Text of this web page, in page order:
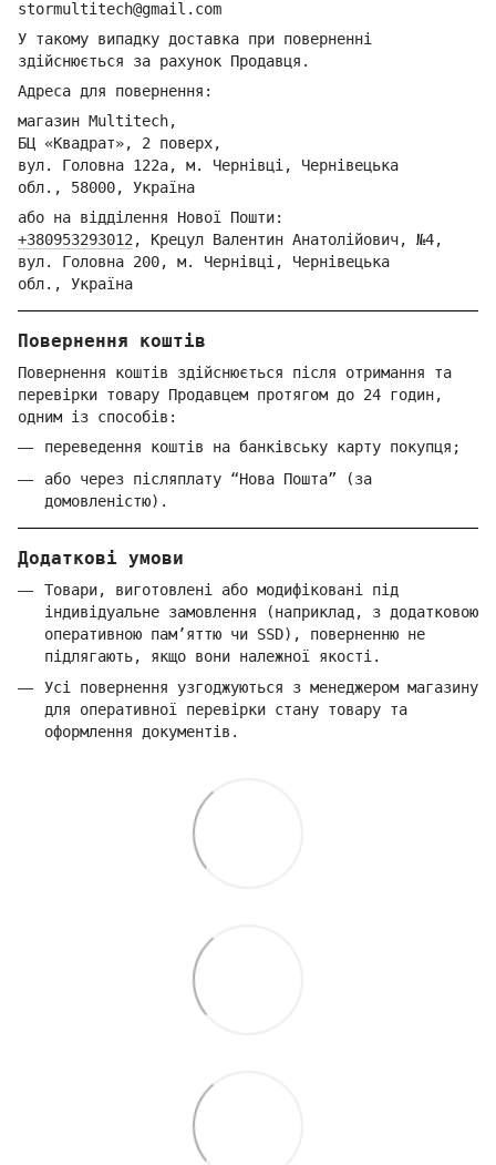
stormultitech@gmail.com
У такому випадку доставка при поверненні
здійснюється за рахунок Продавця.
Адреса для повернення:
магазин Multitech,
БЦ «Квадрат», 2 поверх,
вул. Головна 122а, м. Чернівці, Чернівецька
обл., 58000, Україна
або на відділення Нової Пошти:
+380953293012, Крецул Валентин Анатолійович, №4,
вул. Головна 200, м. Чернівці, Чернівецька
обл., Україна
Повернення коштів
Повернення коштів здійснюється після отримання та
перевірки товару Продавцем протягом до 24 годин,
одним із способів:
переведення коштів на банківську карту покупця;
або через післяплату “Нова Пошта” (за
домовленістю).
Додаткові умови
Товари, виготовлені або модифіковані під
індивідуальне замовлення (наприклад, з додатковою
оперативною пам’яттю чи SSD), поверненню не
підлягають, якщо вони належної якості.
Усі повернення узгоджуються з менеджером магазину
для оперативної перевірки стану товару та
оформлення документів.